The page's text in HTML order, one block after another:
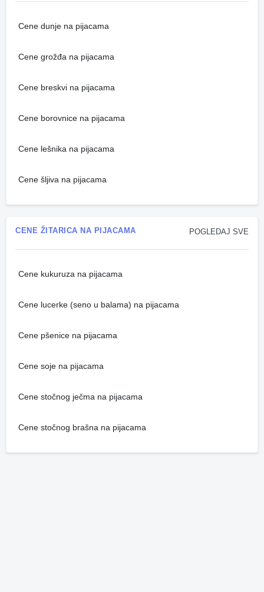
Cene dunje na pijacama
Cene grožđa na pijacama
Cene breskvi na pijacama
Cene borovnice na pijacama
Cene lešnika na pijacama
Cene šljiva na pijacama
POGLEDAJ SVE
CENE ŽITARICA NA PIJACAMA
Cene kukuruza na pijacama
Cene lucerke (seno u balama) na pijacama
Cene pšenice na pijacama
Cene soje na pijacama
Cene stočnog ječma na pijacama
Cene stočnog brašna na pijacama